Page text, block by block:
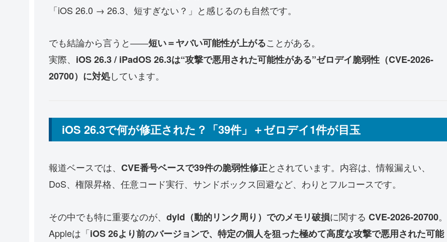
「iOS 26.0 → 26.3、短すぎない？」と感じるのも自然です。
でも結論から言うと――短い＝ヤバい可能性が上がることがある。
実際、 iOS 26.3 / iPadOS 26.3は“攻撃で悪用された可能性がある”ゼロデイ脆弱性（CVE-2026-
20700）に対処しています。
iOS 26.3で何が修正された？「39件」＋ゼロデイ1件が目玉
報道ベースでは、 CVE番号ベースで39件の脆弱性修正とされています。内容は、情報漏えい、
DoS、権限昇格、任意コード実行、サンドボックス回避など、わりとフルコースです。
その中でも特に重要なのが、 dyld（動的リンク周り）でのメモリ破損に関する CVE-2026-20700。
Appleは「iOS 26より前のバージョンで、特定の個人を狙った極めて高度な攻撃で悪用された可能